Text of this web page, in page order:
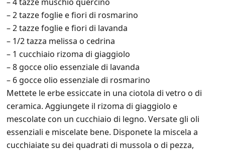
– 2 tazze foglie e fiori di rosmarino
– 2 tazze foglie e fiori di lavanda
– 1/2 tazza melissa o cedrina
– 1 cucchiaio rizoma di giaggiolo
– 8 gocce olio essenziale di lavanda
– 6 gocce olio essenziale di rosmarino
Mettete le erbe essiccate in una ciotola di vetro o di
ceramica. Aggiungete il rizoma di giaggiolo e
mescolate con un cucchiaio di legno. Versate gli oli
essenziali e miscelate bene. Disponete la miscela a
cucchiaiate su dei quadrati di mussola o di pezza,